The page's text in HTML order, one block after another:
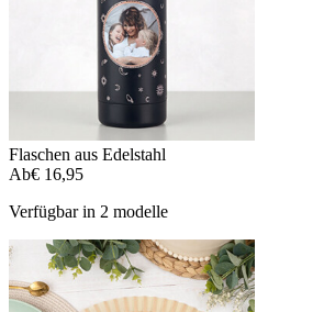
Flaschen aus Edelstahl
Ab€ 16,95
Verfügbar in 2 modelle